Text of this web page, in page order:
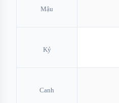
Mậu
Kỷ
Canh